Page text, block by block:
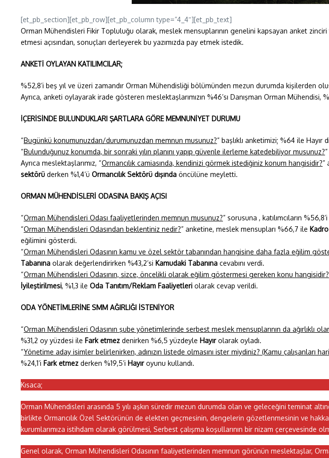
[et_pb_section][et_pb_row][et_pb_column type=”4_4″][et_pb_text]
Orman Mühendisleri Fikir Topluluğu olarak, meslek mensuplarının genelini kapsayan anket
etmesi açısından, sonuçları derleyerek bu yazımızda pay etmek istedik.
ANKETİ OYLAYAN KATILIMCILAR;
%52,8’i beş yıl ve üzeri zamandır Orman Mühendisliği bölümünden mezun durumda kişilerden
Ayrıca, anketi oylayarak irade gösteren meslektaşlarımızın %46’sı Danışman Orman Mühendisi,
İÇERİSİNDE BULUNDUKLARI ŞARTLARA GÖRE MEMNUNİYET DURUMU
“Bugünkü konumunuzdan/durumunuzdan memnun musunuz?” başlıklı anketimizi; %64 ile Hayır
“Bulunduğunuz konumda, bir sonraki yılın planını yapıp güvenle ilerleme katedebiliyor musunuz?
Ayrıca meslektaşlarımız, “Ormancılık camiasında, kendinizi görmek istediğiniz konum hangisidir?”
sektörü derken %1,4’ü Ormancılık Sektörü dışında öncülüne meyletti.
ORMAN MÜHENDİSLERİ ODASINA BAKIŞ AÇISI
“Orman Mühendisleri Odası faaliyetlerinden memnun musunuz?” sorusuna , katılımcıların
“Orman Mühendisleri Odasından beklentiniz nedir?” anketine, meslek mensupları %66,7 ile
eğilimini gösterdi.
“Orman Mühendisleri Odasının kamu ve özel sektör tabanından hangisine daha fazla eğilim
Tabanına olarak değerlendirirken %43,2’si Kamudaki Tabanına cevabını verdi.
“Orman Mühendisleri Odasının, sizce, öncelikli olarak eğilim göstermesi gereken konu hangisidir?
İyileştirilmesi, %1,3 ile Oda Tanıtım/Reklam Faaliyetleri olarak cevap verildi.
ODA YÖNETİMLERİNE SMM AĞIRLIĞI İSTENİYOR
“Orman Mühendisleri Odasının şube yönetimlerinde serbest meslek mensuplarının da ağırlıklı
%31,2 oy yüzdesi ile Fark etmez denirken %6,5 yüzdeyle Hayırolarak oyladı.
“Yönetime aday isimler belirlenirken, adınızın listede olmasını ister miydiniz? (Kamu çalışanları
%24,1’i Fark etmez derken %19,5’i Hayıroyunu kullandı.
Kısaca;
Orman Mühendisleri arasında 5 yılı aşkın süredir mezun durumda olan ve geleceğini teminat
birlikte Ormancılık Özel Sektörünün de elekten geçmesinin, dengelerin gözetlenmesinin ve
kurumlarımıza istihdam olarak görülmesi, Serbest çalışma koşullarının bir nizam çerçevesinde
Genel olarak, Orman Mühendisleri Odasının faaliyetlerinden memnun görünün meslektaşlar,